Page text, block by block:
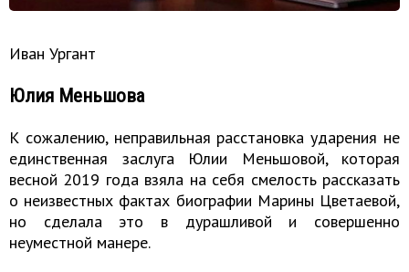
Иван Ургант
Юлия Меньшова
К сожалению, неправильная расстановка ударения не
единственная заслуга Юлии Меньшовой, которая
весной 2019 года взяла на себя смелость рассказать
о неизвестных фактах биографии Марины Цветаевой,
но сделала это в дурашливой и совершенно
неуместной манере.